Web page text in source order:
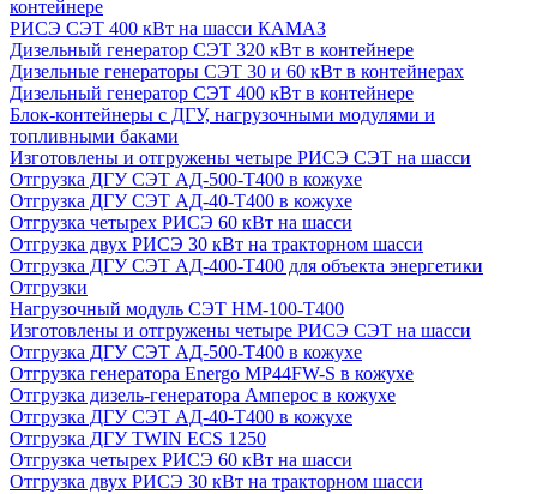
контейнере
РИСЭ СЭТ 400 кВт на шасси КАМАЗ
Дизельный генератор СЭТ 320 кВт в контейнере
Дизельные генераторы СЭТ 30 и 60 кВт в контейнерах
Дизельный генератор СЭТ 400 кВт в контейнере
Блок-контейнеры с ДГУ, нагрузочными модулями и
топливными баками
Изготовлены и отгружены четыре РИСЭ СЭТ на шасси
Отгрузка ДГУ СЭТ АД-500-Т400 в кожухе
Отгрузка ДГУ СЭТ АД-40-Т400 в кожухе
Отгрузка четырех РИСЭ 60 кВт на шасси
Отгрузка двух РИСЭ 30 кВт на тракторном шасси
Отгрузка ДГУ СЭТ АД-400-Т400 для объекта энергетики
Отгрузки
Нагрузочный модуль СЭТ НМ-100-Т400
Изготовлены и отгружены четыре РИСЭ СЭТ на шасси
Отгрузка ДГУ СЭТ АД-500-Т400 в кожухе
Отгрузка генератора Energo MP44FW-S в кожухе
Отгрузка дизель-генератора Амперос в кожухе
Отгрузка ДГУ СЭТ АД-40-Т400 в кожухе
Отгрузка ДГУ TWIN ECS 1250
Отгрузка четырех РИСЭ 60 кВт на шасси
Отгрузка двух РИСЭ 30 кВт на тракторном шасси